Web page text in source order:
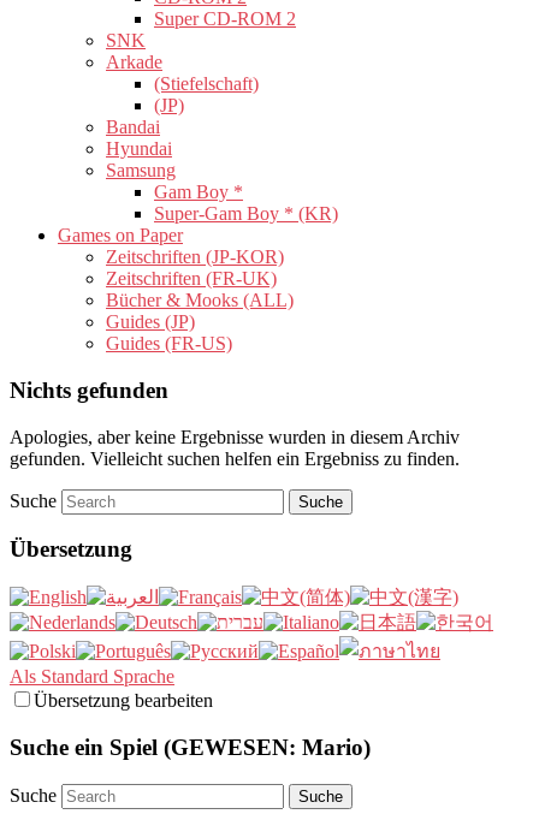
Super CD-ROM 2
SNK
Arkade
(Stiefelschaft)
(JP)
Bandai
Hyundai
Samsung
Gam Boy *
Super-Gam Boy * (KR)
Games on Paper
Zeitschriften (JP-KOR)
Zeitschriften (FR-UK)
Bücher & Mooks (ALL)
Guides (JP)
Guides (FR-US)
Nichts gefunden
Apologies, aber keine Ergebnisse wurden in diesem Archiv
gefunden. Vielleicht suchen helfen ein Ergebniss zu finden.
Suche
Übersetzung
Als Standard Sprache
Übersetzung bearbeiten
Suche ein Spiel (GEWESEN: Mario)
Suche